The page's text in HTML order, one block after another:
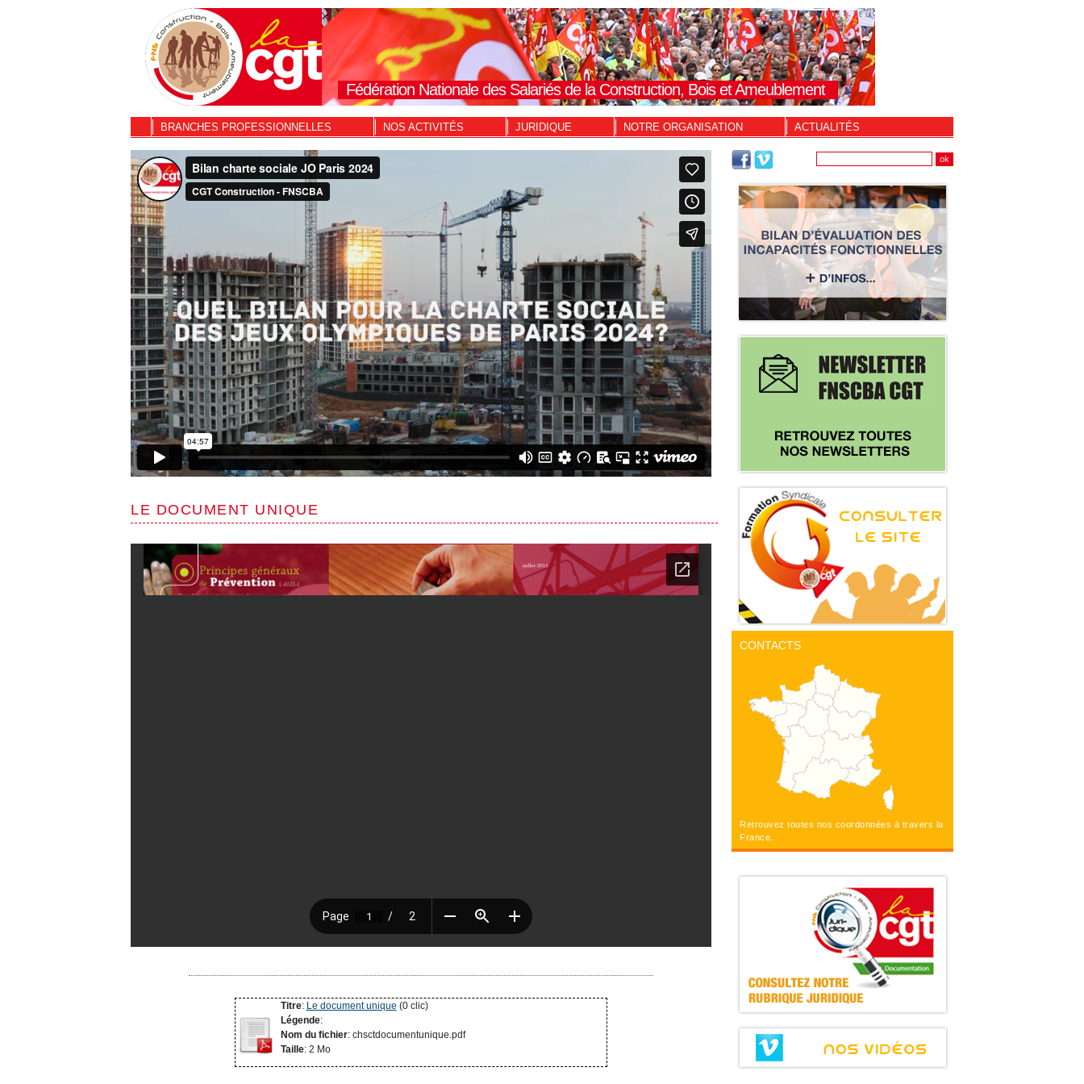
Fédération Nationale des Salariés de la Construction, Bois et Ameublement
BRANCHES PROFESSIONNELLES NOS ACTIVITÉS JURIDIQUE NOTRE ORGANISATION ACTUALITÉS
CONTACTS
Retrouvez toutes nos coordonnées à travers la
France.
LE DOCUMENT UNIQUE
Titre: Le document unique (0 clic)
Légende:
Nom du fichier: chsctdocumentunique.pdf
Taille: 2 Mo